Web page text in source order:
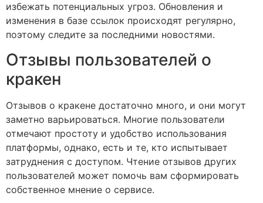
избежать потенциальных угроз. Обновления и
изменения в базе ссылок происходят регулярно,
поэтому следите за последними новостями.
Отзывы пользователей о
кракен
Отзывов о кракене достаточно много, и они могут
заметно варьироваться. Многие пользователи
отмечают простоту и удобство использования
платформы, однако, есть и те, кто испытывает
затруднения с доступом. Чтение отзывов других
пользователей может помочь вам сформировать
собственное мнение о сервисе.